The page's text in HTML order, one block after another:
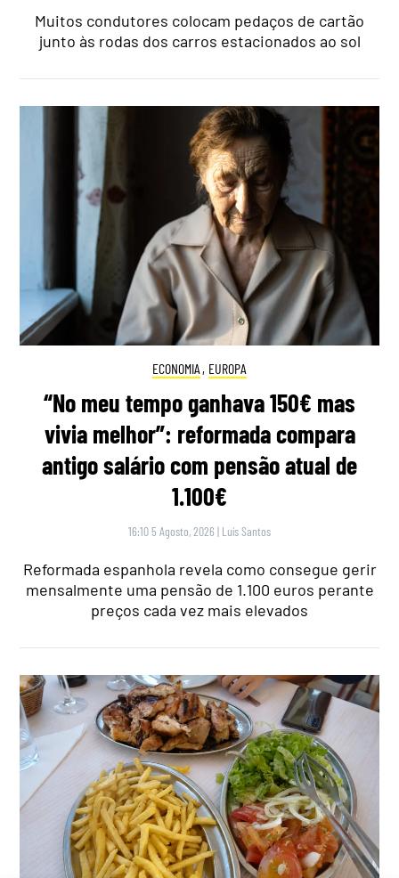
Muitos condutores colocam pedaços de cartão
junto às rodas dos carros estacionados ao sol
ECONOMIA , EUROPA
“No meu tempo ganhava 150€ mas
vivia melhor”: reformada compara
antigo salário com pensão atual de
1.100€
16:10 5 Agosto, 2026 | Luís Santos
Reformada espanhola revela como consegue gerir
mensalmente uma pensão de 1.100 euros perante
preços cada vez mais elevados